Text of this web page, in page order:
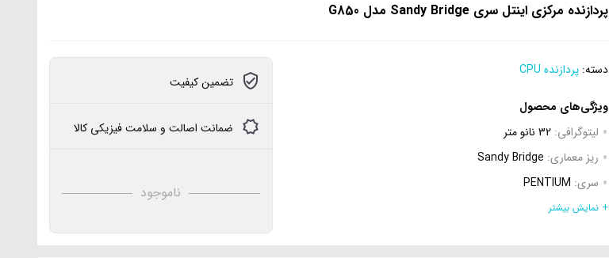
پردازنده مرکزی اینتل سری Sandy Bridge مدل G850
دسته: پردازنده CPU
ویژگی‌های محصول
لیتوگرافی: 32 نانو متر
ریز معماری: Sandy Bridge
سری: PENTIUM
سوکت:Intel LGA 1155+ نمایش بیشتر
تضمین کیفیت
ضمانت اصالت و سلامت فیزیکی کالا
ناموجود